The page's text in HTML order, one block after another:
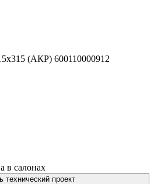
(АКР) 600110000912
в салонах
технический проект